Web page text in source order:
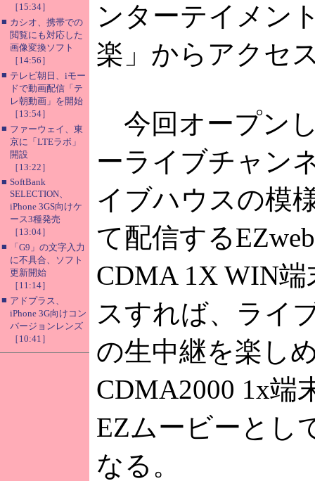
［15:34］
■ カシオ、携帯での
閲覧にも対応した
画像変換ソフト
［14:56］
■ テレビ朝日、iモー
ドで動画配信「テ
レ朝動画」を開始
［13:54］
■ ファーウェイ、東
京に「LTEラボ」
開設
［13:22］
■ SoftBank
SELECTION、
iPhone 3GS向けケ
ース3種発売
［13:04］
■
「G9」の文字入力
に不具合、ソフト
更新開始
［11:14］
■ アドプラス、
iPhone 3G向けコン
バージョンレンズ
［10:41］
ンターテイメン
楽」からアクセ
今回オープン
ーライブチャン
イブハウスの模
て配信する
CDMA 1X WIN
スすれば、ライ
の生中継を楽し
CDMA2000 1x端
EZムービーとし
なる。